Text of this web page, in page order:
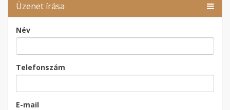
Üzenet írása
Név
Telefonszám
E-mail